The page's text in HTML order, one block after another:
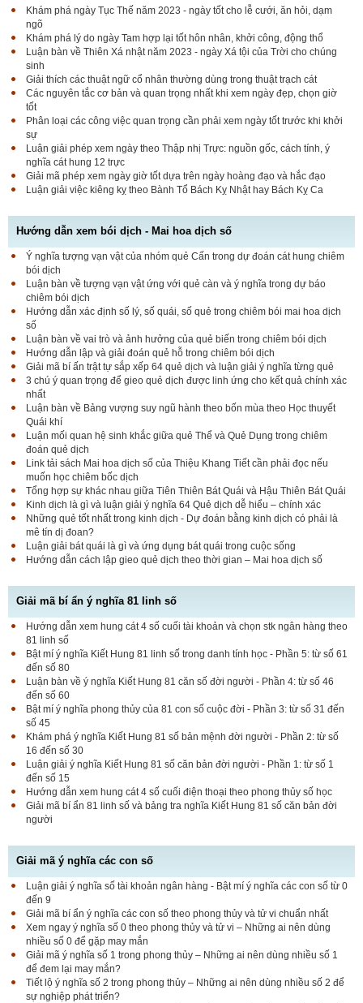
Khám phá ngày Tục Thế năm 2023 - ngày tốt cho lễ cưới, ăn hỏi, dạm
ngõ
Khám phá lý do ngày Tam hợp lại tốt hôn nhân, khởi công, động thổ
Luận bàn về Thiên Xá nhật năm 2023 - ngày Xá tội của Trời cho chúng
sinh
Giải thích các thuật ngữ cổ nhân thường dùng trong thuật trạch cát
Các nguyên tắc cơ bản và quan trọng nhất khi xem ngày đẹp, chọn giờ
tốt
Phân loại các công việc quan trọng cần phải xem ngày tốt trước khi khởi
sự
Luận giải phép xem ngày theo Thập nhị Trực: nguồn gốc, cách tính, ý
nghĩa cát hung 12 trực
Giải mã phép xem ngày giờ tốt dựa trên ngày hoàng đạo và hắc đạo
Luận giải việc kiêng kỵ theo Bành Tổ Bách Kỵ Nhật hay Bách Kỵ Ca
Hướng dẫn xem bói dịch - Mai hoa dịch số
Ý nghĩa tượng vạn vật của nhóm quẻ Cấn trong dự đoán cát hung chiêm
bói dịch
Luận bàn về tượng vạn vật ứng với quẻ càn và ý nghĩa trong dự báo
chiêm bói dịch
Hướng dẫn xác định số lý, số quái, số quẻ trong chiêm bói mai hoa dịch
số
Luận bàn về vai trò và ảnh hưởng của quẻ biến trong chiêm bói dịch
Hướng dẫn lập và giải đoán quẻ hỗ trong chiêm bói dịch
Giải mã bí ấn trật tự sắp xếp 64 quẻ dịch và luận giải ý nghĩa từng quẻ
3 chú ý quan trọng để gieo quẻ dịch được linh ứng cho kết quả chính xác
nhất
Luận bàn về Bảng vượng suy ngũ hành theo bốn mùa theo Học thuyết
Quái khí
Luận mối quan hệ sinh khắc giữa quẻ Thể và Quẻ Dụng trong chiêm
đoán quẻ dịch
Link tải sách Mai hoa dịch số của Thiệu Khang Tiết cần phải đọc nếu
muốn học chiêm bốc dịch
Tổng hợp sự khác nhau giữa Tiên Thiên Bát Quái và Hậu Thiên Bát Quái
Kinh dịch là gì và luận giải ý nghĩa 64 Quẻ dịch dễ hiểu – chính xác
Những quẻ tốt nhất trong kinh dịch - Dự đoán bằng kinh dịch có phải là
mê tín dị đoan?
Luận giải bát quái là gì và ứng dụng bát quái trong cuộc sống
Hướng dẫn cách lập gieo quẻ dịch theo thời gian – Mai hoa dịch số
Giải mã bí ẩn ý nghĩa 81 linh số
Hướng dẫn xem hung cát 4 số cuối tài khoản và chọn stk ngân hàng theo
81 linh số
Bật mí ý nghĩa Kiết Hung 81 linh số trong danh tính học - Phần 5: từ số 61
đến số 80
Luận bàn về ý nghĩa Kiết Hung 81 căn số đời người - Phần 4: từ số 46
đến số 60
Bật mí ý nghĩa phong thủy của 81 con số cuộc đời - Phần 3: từ số 31 đến
số 45
Khám phá ý nghĩa Kiết Hung 81 số bản mệnh đời người - Phần 2: từ số
16 đến số 30
Luận giải ý nghĩa Kiết Hung 81 số căn bản đời người - Phần 1: từ số 1
đến số 15
Hướng dẫn xem hung cát 4 số cuối điện thoại theo phong thủy số học
Giải mã bí ẩn 81 linh số và bảng tra nghĩa Kiết Hung 81 số căn bản đời
người
Giải mã ý nghĩa các con số
Luận giải ý nghĩa số tài khoản ngân hàng - Bật mí ý nghĩa các con số từ 0
đến 9
Giải mã bí ẩn ý nghĩa các con số theo phong thủy và tử vi chuẩn nhất
Xem ngay ý nghĩa số 0 theo phong thủy và tử vi – Những ai nên dùng
nhiều số 0 để gặp may mắn
Giải mã ý nghĩa số 1 trong phong thủy – Những ai nên dùng nhiều số 1
để đem lại may mắn?
Tiết lộ ý nghĩa số 2 trong phong thủy – Những ai nên dùng nhiều số 2 để
sự nghiệp phát triển?